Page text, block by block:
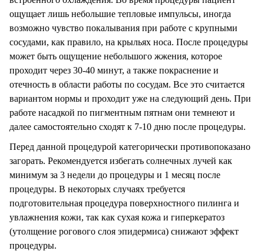
ощущает лишь небольшие тепловые импульсы, иногда
возможно чувство покалывания при работе с крупными
сосудами, как правило, на крыльях носа. После процедуры
может быть ощущение небольшого жжения, которое
проходит через 30-40 минут, а также покраснение и
отечность в области работы по сосудам. Все это считается
вариантом нормы и проходит уже на следующий день. При
работе насадкой по пигментным пятнам они темнеют и
далее самостоятельно сходят к 7-10 дню после процедуры.
Перед данной процедурой категорически противопоказано
загорать. Рекомендуется избегать солнечных лучей как
минимум за 3 недели до процедуры и 1 месяц после
процедуры. В некоторых случаях требуется
подготовительная процедура поверхностного пилинга и
увлажнения кожи, так как сухая кожа и гиперкератоз
(утолщение рогового слоя эпидермиса) снижают эффект
процедуры.